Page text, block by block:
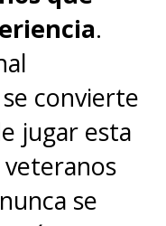
el "Snyder
Para
Rebel Moon
y Snyder
.
convierte
jugar esta
se